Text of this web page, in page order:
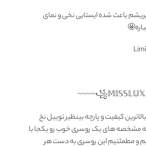
نخ و ۱۰٪ ابریشم باعث شده ایستایی نخی و نمای
کیفیت و پارچه بینظیر توییل نخ
مشخصه های یک روسری خوب رو یکجا با
و مطمئنیم این روسری به دست هر